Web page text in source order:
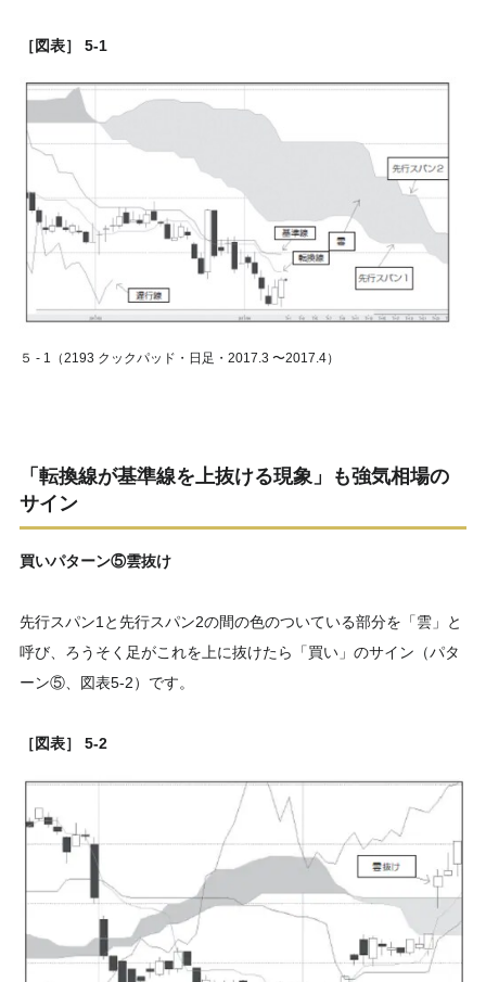
［図表］ 5‐1
５ ‐ 1（2193 クックパッド・日足・2017.3 〜2017.4）
「転換線が基準線を上抜ける現象」も強気相場の
サイン
買いパターン⑤雲抜け
先行スパン1と先行スパン2の間の色のついている部分を「雲」と
呼び、ろうそく足がこれを上に抜けたら「買い」のサイン（パタ
ーン⑤、図表5‐2）です。
［図表］ 5‐2